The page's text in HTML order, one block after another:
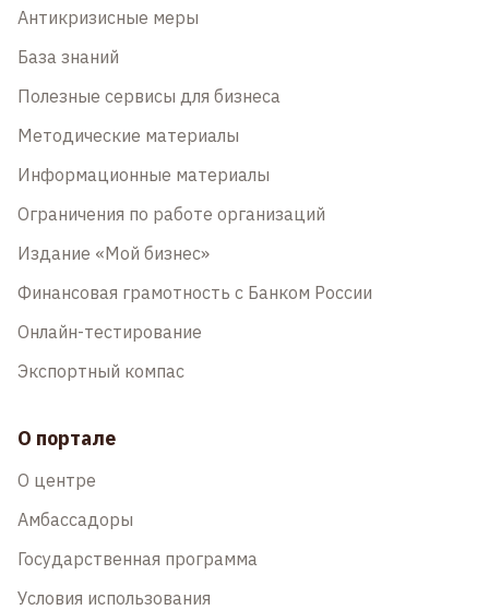
Антикризисные меры
База знаний
Полезные сервисы для бизнеса
Методические материалы
Информационные материалы
Ограничения по работе организаций
Издание «Мой бизнес»
Финансовая грамотность с Банком России
Онлайн-тестирование
Экспортный компас
О портале
О центре
Амбассадоры
Государственная программа
Условия использования